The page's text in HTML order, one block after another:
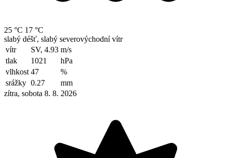
25 °C 17 °C
slabý déšť, slabý severovýchodní vítr
vítr
SV, 4.93 m/s
tlak
1021
hPa
vlhkost 47
%
srážky 0.27
mm
zítra, sobota 8. 8. 2026